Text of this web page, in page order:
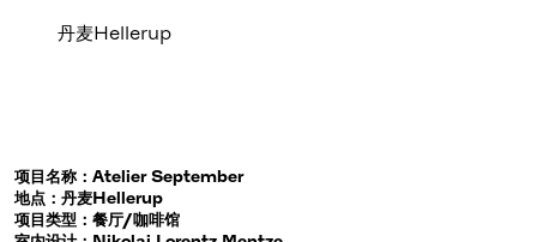
丹麦Hellerup
项目名称：Atelier September
地点：丹麦Hellerup
项目类型：餐厅/咖啡馆